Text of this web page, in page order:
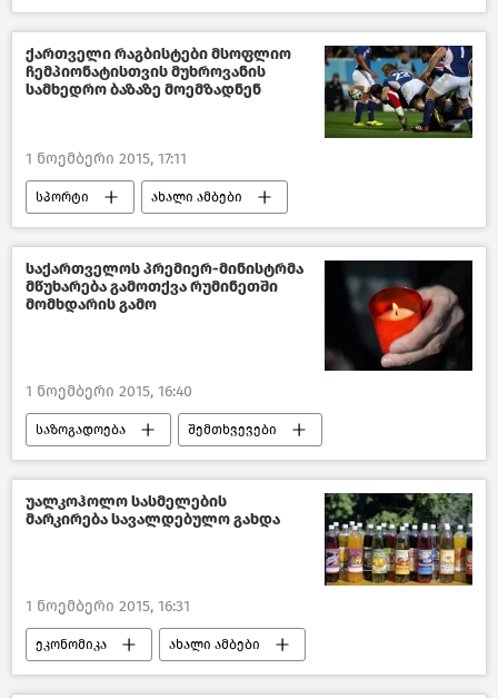
საქართველო
ქართველი რაგბისტები მსოფლიო
ჩემპიონატისთვის მუხროვანის
სამხედრო ბაზაზე მოემზადნენ
1 ნოემბერი 2015, 17:11
სპორტი ახალი ამბები
საქართველო
საქართველოს პრემიერ-მინისტრმა
მწუხარება გამოთქვა რუმინეთში
მომხდარის გამო
1 ნოემბერი 2015, 16:40
საზოგადოება შემთხვევები
მსოფლიოს ახალი ამბები
უალკოჰოლო სასმელების
მარკირება სავალდებულო გახდა
1 ნოემბერი 2015, 16:31
ეკონომიკა ახალი ამბები
საქართველო